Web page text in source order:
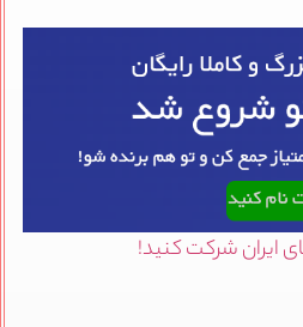
ایران شرکت کنید!